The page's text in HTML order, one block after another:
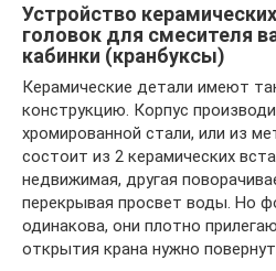
Устройство
головок для смесителя
кабинки (кранбуксы)
Керамические детали имеют
конструкцию. Корпус
хромированной стали, или из
состоит из 2 керамических
недвижимая, другая
перекрывая просвет воды. Но
одинакова, они плотно
открытия крана нужно